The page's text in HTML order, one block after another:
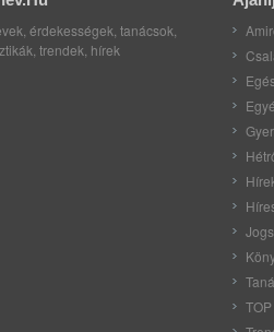
érdekességek, tanácsok,
trendek, hírek